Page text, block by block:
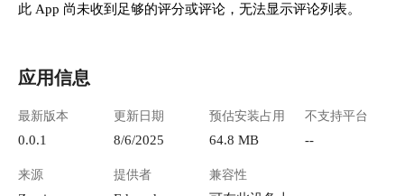
此 App 尚未收到足够的评分或评论，无法显示评论列表。
应用信息
最新版本
0.0.1
更新日期
8/6/2025
预估安装占用
64.8 MB
不支持平台
--
来源 提供者 兼容性